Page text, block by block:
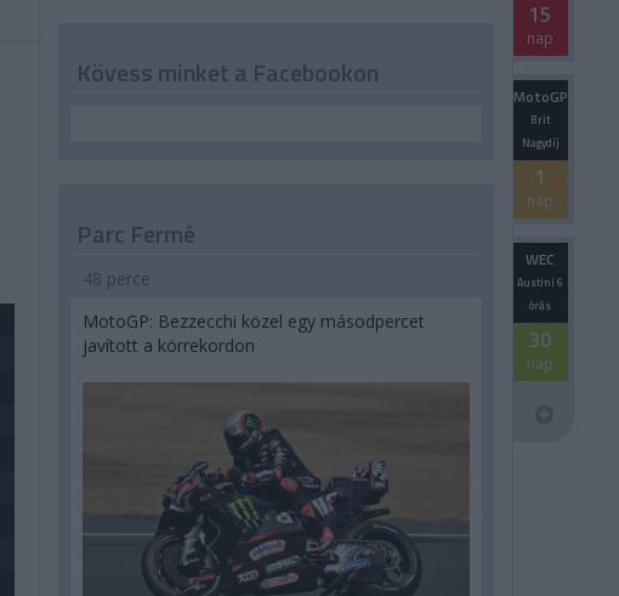
15
nap
MotoGP
Brit
Nagydíj
1
nap
WEC
Austini 6
órás
30
nap
Kövess minket a Facebookon
Parc Fermé
48 perce
MotoGP: Bezzecchi közel egy másodpercet
javított a körrekordon